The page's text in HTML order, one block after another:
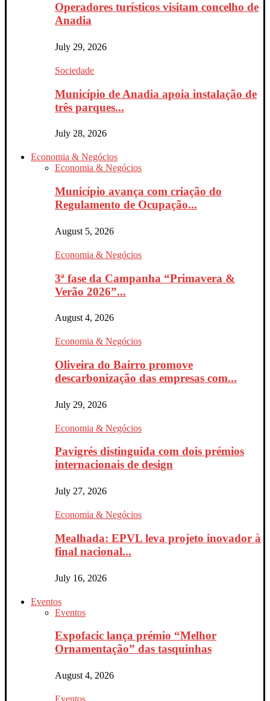
Operadores turísticos visitam concelho de
Anadia
July 29, 2026
Sociedade
Município de Anadia apoia instalação de
três parques...
July 28, 2026
Economia & Negócios
Economia & Negócios
Município avança com criação do
Regulamento de Ocupação...
August 5, 2026
Economia & Negócios
3ª fase da Campanha “Primavera &
Verão 2026”...
August 4, 2026
Economia & Negócios
Oliveira do Bairro promove
descarbonização das empresas com...
July 29, 2026
Economia & Negócios
Pavigrés distinguida com dois prémios
internacionais de design
July 27, 2026
Economia & Negócios
Mealhada: EPVL leva projeto inovador à
final nacional...
July 16, 2026
Eventos
Eventos
Expofacic lança prémio “Melhor
Ornamentação” das tasquinhas
August 4, 2026
Eventos